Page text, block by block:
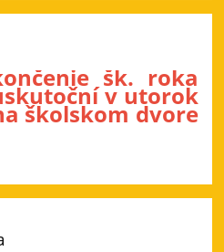
šk. roka
v utorok
školskom dvore